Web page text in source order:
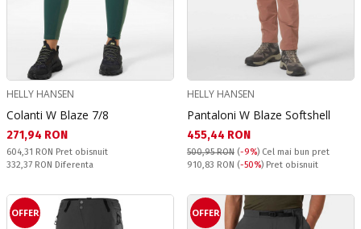
HELLY HANSEN
Colanti W Blaze 7/8
Текуща цена:
271,94 RON
Pret obisnuit:
604,31 RON Pret obisnuit
Спестявате:
332,37 RON Diferenta
HELLY HANSEN
Pantaloni W Blaze Softshell
Текуща цена:
455,44 RON
500,95 RON (-9%) Cel mai bun pret
Pret obisnuit:
910,83 RON (-50%) Pret obisnuit
OFFER OFFER